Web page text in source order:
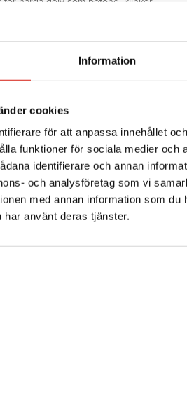
Information
cookies
för att anpassa innehållet
funktioner för sociala medier och
identifierare och annan
och analysföretag som vi
med annan information som du
använt deras tjänster.
tåliga golvytor. Välj borste eller rondell